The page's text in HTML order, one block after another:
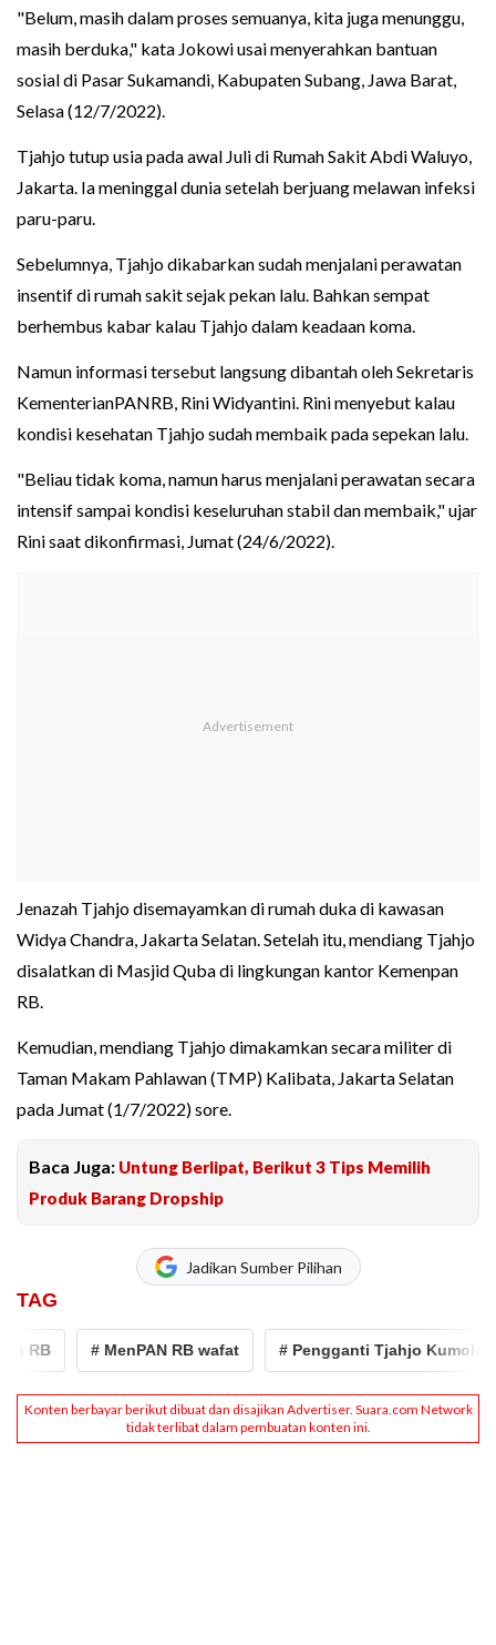
"Belum, masih dalam proses semuanya, kita juga menunggu,
masih berduka," kata Jokowi usai menyerahkan bantuan
sosial di Pasar Sukamandi, Kabupaten Subang, Jawa Barat,
Selasa (12/7/2022).
Tjahjo tutup usia pada awal Juli di Rumah Sakit Abdi Waluyo,
Jakarta. Ia meninggal dunia setelah berjuang melawan infeksi
paru-paru.
Sebelumnya, Tjahjo dikabarkan sudah menjalani perawatan
insentif di rumah sakit sejak pekan lalu. Bahkan sempat
berhembus kabar kalau Tjahjo dalam keadaan koma.
Namun informasi tersebut langsung dibantah oleh Sekretaris
KementerianPANRB, Rini Widyantini. Rini menyebut kalau
kondisi kesehatan Tjahjo sudah membaik pada sepekan lalu.
"Beliau tidak koma, namun harus menjalani perawatan secara
intensif sampai kondisi keseluruhan stabil dan membaik," ujar
Rini saat dikonfirmasi, Jumat (24/6/2022).
Jenazah Tjahjo disemayamkan di rumah duka di kawasan
Widya Chandra, Jakarta Selatan. Setelah itu, mendiang Tjahjo
disalatkan di Masjid Quba di lingkungan kantor Kemenpan
RB.
Kemudian, mendiang Tjahjo dimakamkan secara militer di
Taman Makam Pahlawan (TMP) Kalibata, Jakarta Selatan
pada Jumat (1/7/2022) sore.
Baca Juga: Untung Berlipat, Berikut 3 Tips Memilih
Produk Barang Dropship
Jadikan Sumber Pilihan
TAG
# MenPAN RB wafat # Pengganti Tjahjo Kumolo